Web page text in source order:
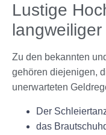
Lustige
Zu den bekannten
gehören diejenigen,
unerwarteten
Der
das